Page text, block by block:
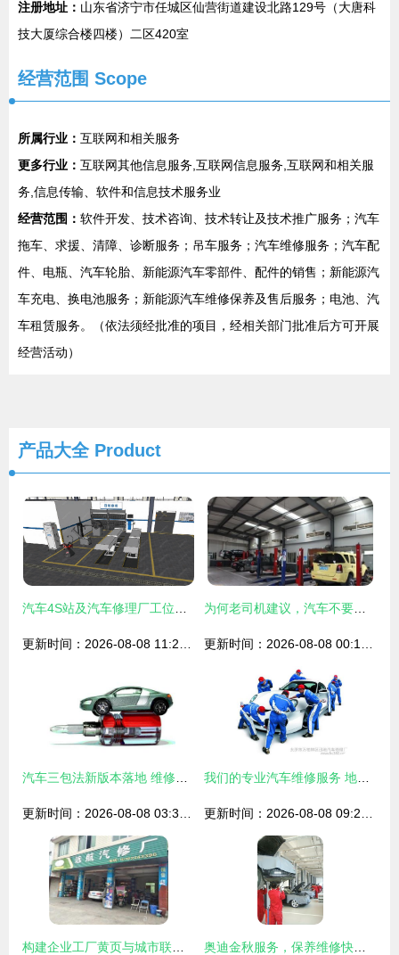
注册地址： 山东省济宁市任城区仙营街道建设北路129号（大唐科
技大厦综合楼四楼）二区420室
经营范围 Scope
所属行业： 互联网和相关服务
更多行业： 互联网其他信息服务,互联网信息服务,互联网和相关服
务,信息传输、软件和信息技术服务业
经营范围： 软件开发、技术咨询、技术转让及技术推广服务；汽车
拖车、求援、清障、诊断服务；吊车服务；汽车维修服务；汽车配
件、电瓶、汽车轮胎、新能源汽车零部件、配件的销售；新能源汽
车充电、换电池服务；新能源汽车维修保养及售后服务；电池、汽
车租赁服务。（依法须经批准的项目，经相关部门批准后方可开展
经营活动）
产品大全Product